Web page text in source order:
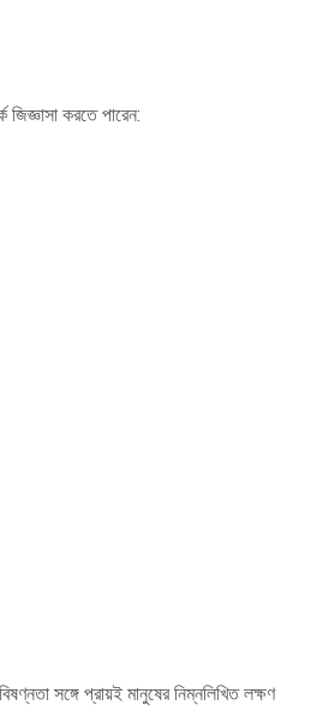
করতে পারেন:
সঙ্গে প্রায়ই মানুষের নিম্নলিখিত লক্ষণ